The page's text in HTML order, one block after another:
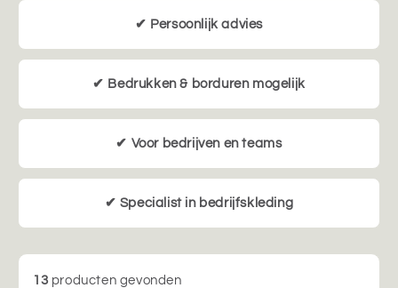
✔ Persoonlijk advies
✔ Bedrukken & borduren mogelijk
✔ Voor bedrijven en teams
✔ Specialist in bedrijfskleding
13 producten gevonden